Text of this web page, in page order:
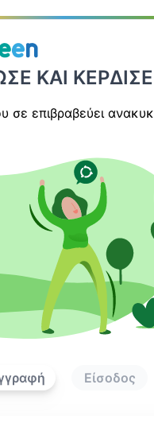
ΚΑΙ ΚΕΡΔΙΣΕ
σε επιβραβεύει
Είσοδος